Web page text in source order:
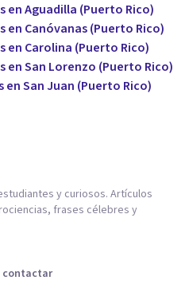
en Aguadilla (Puerto Rico)
en Canóvanas (Puerto Rico)
en Carolina (Puerto Rico)
en San Lorenzo (Puerto Rico)
San Juan (Puerto Rico)
y curiosos. Artículos
frases célebres y
contactar